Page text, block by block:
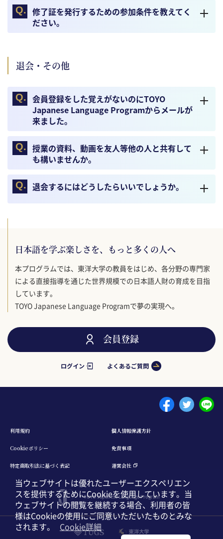
修了証を発行するための参加条件を教えてく
ださい。
退会・その他
会員登録をした覚えがないのにTOYO
Japanese Language Programからメールが
来ました。
授業の資料、動画を友人等他の人と共有して
も構いませんか。
退会するにはどうしたらいいでしょうか。
日本語を学ぶ楽しさを、もっと多くの人へ
本プログラムでは、東洋大学の教員をはじめ、各分野の専門家
による直接指導を通じた世界規模での日本語人財の育成を目指
しています。
TOYO Japanese Language Programで夢の実現へ。
会員登録
ログイン よくあるご質問
TOYO Japanese Language Program
Menu footer 1
利⽤規約 個⼈情報保護⽅針
Cookieポリシー 免責事項
特定商取引法に基づく表記 運営会社
当ウェブサイトは優れたユーザーエクスペリエン
スを提供するためにCookieを使用しています。当
ウェブサイトの閲覧を継続する場合、利用者の皆
様はCookieの使用にご同意いただいたものとみな
されます。
Cookie詳細